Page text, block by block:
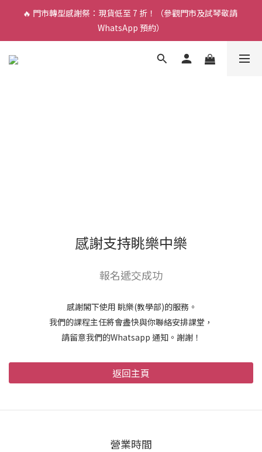
🎵 新生限時：$200 試堂優惠（包樂器借用）
🔥 門市轉型感謝祭：現貨低至 7 折！（參觀門市及試琴敬請
WhatsApp 預約）
🎵 新生限時：$200 試堂優惠（包樂器借用）
感謝支持眺樂中樂
報名遞交成功
感謝閣下使用 眺樂(教學部)的服務。
我們的課程主任將會盡快與你聯絡安排課堂，
請留意我們的Whatsapp 通知。謝謝！
返回主頁
營業時間